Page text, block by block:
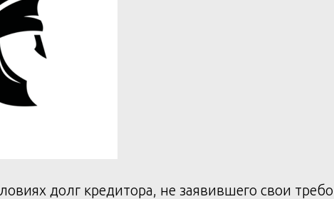
долг кредитора, не заявившего свои